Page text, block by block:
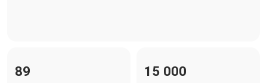
89 15 000